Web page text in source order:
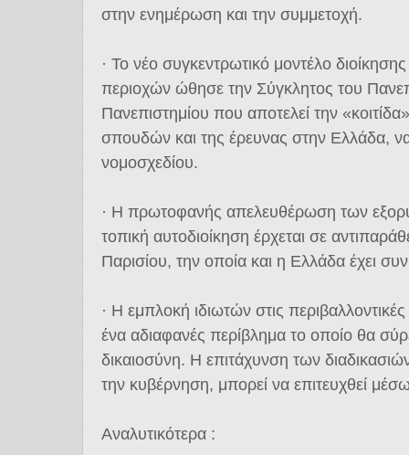
στην ενημέρωση και την συμμετοχή.
· Το νέο συγκεντρωτικό μοντέλο
περιοχών ώθησε την Σύγκλητος του
Πανεπιστημίου που αποτελεί την
σπουδών και της έρευνας στην Ελλάδα,
νομοσχεδίου.
· Η πρωτοφανής απελευθέρωση των
τοπική αυτοδιοίκηση έρχεται σε
Παρισίου, την οποία και η Ελλάδα έχει
· Η εμπλοκή ιδιωτών στις
ένα αδιαφανές περίβλημα το οποίο θα
δικαιοσύνη. Η επιτάχυνση των
την κυβέρνηση, μπορεί να επιτευχθεί
Αναλυτικότερα :